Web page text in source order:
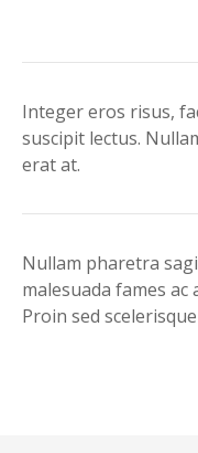
Integer eros risus,
suscipit lectus.
erat at.
Nullam pharetra
malesuada fames
Proin sed